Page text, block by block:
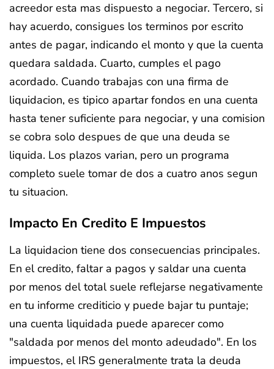
acreedor esta mas dispuesto a negociar. Tercero, si
hay acuerdo, consigues los terminos por escrito
antes de pagar, indicando el monto y que la cuenta
quedara saldada. Cuarto, cumples el pago
acordado. Cuando trabajas con una firma de
liquidacion, es tipico apartar fondos en una cuenta
hasta tener suficiente para negociar, y una comision
se cobra solo despues de que una deuda se
liquida. Los plazos varian, pero un programa
completo suele tomar de dos a cuatro anos segun
tu situacion.
Impacto En Credito E Impuestos
La liquidacion tiene dos consecuencias principales.
En el credito, faltar a pagos y saldar una cuenta
por menos del total suele reflejarse negativamente
en tu informe crediticio y puede bajar tu puntaje;
una cuenta liquidada puede aparecer como
"saldada por menos del monto adeudado". En los
impuestos, el IRS generalmente trata la deuda